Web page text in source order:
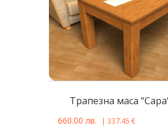
Tрапезна масa
660.00 лв. | 337.45 €